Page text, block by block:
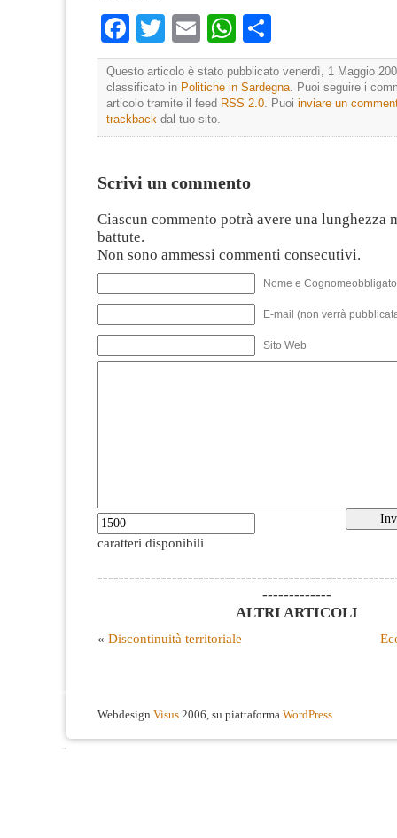
Facebook
TwitterEmailWhatsApp
Questo articolo è stato pubblicato venerdì, 1 Maggio
classificato in Politiche in Sardegna . Puoi seguire i
articolo tramite il feed RSS 2.0 . Puoi inviare un
trackback dal tuo sito.
Scrivi un commento
Ciascun commento potrà avere una lunghezza
battute.
Non sono ammessi commenti consecutivi.
Nome e
E-mail (non verrà
Sito Web
caratteri disponibili
-------------
ALTRI ARTICOLI
« Discontinuità territoriale
Webdesign Visus 2006, su piattaforma WordPress